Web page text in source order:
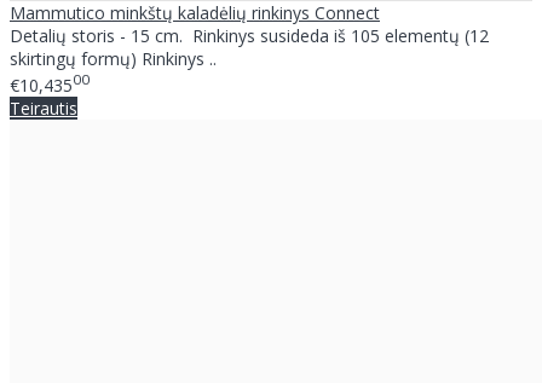
Mammutico minkštų kaladėlių rinkinys Connect
Detalių storis - 15 cm. Rinkinys susideda iš 105 elementų (12
skirtingų formų) Rinkinys ..
€10,43500
Teirautis